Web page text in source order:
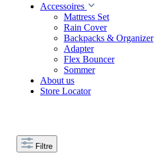
Accessoires
Mattress Set
Rain Cover
Backpacks & Organizer
Adapter
Flex Bouncer
Sommer
About us
Store Locator
Filtre